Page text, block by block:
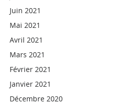
Juin 2021
Mai 2021
Avril 2021
Mars 2021
Février 2021
Janvier 2021
Décembre 2020